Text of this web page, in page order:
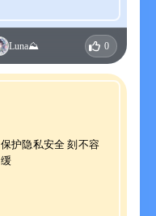
Luna⛰️ 0
保护隐私安全 刻不容
缓